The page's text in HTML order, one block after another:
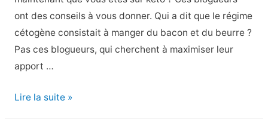
ménopause
ont des conseils à vous donner. Qui a dit que le régime
cétogène consistait à manger du bacon et du beurre ?
Pas ces blogueurs, qui cherchent à maximiser leur
apport …
Les
Lire la suite »